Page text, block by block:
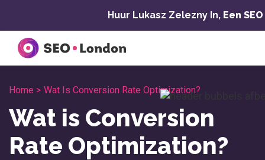
inhoud
Huur Lukasz Zelezny In, Een
Home > Wat Is Conversion Rate Optimization?
Wat is Conversion
Rate Optimization?